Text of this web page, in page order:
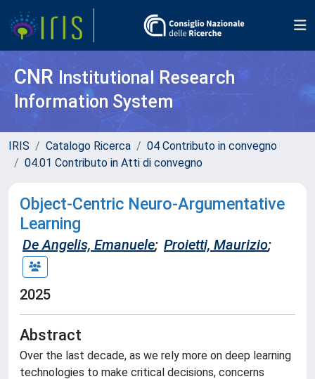
CNR Institutional Research
Information System
IRIS Catalogo Ricerca
04 Contributo in convegno
04.01 Contributo in Atti di convegno
Object-Centric Neuro-Argumentative
Learning
De Angelis, Emanuele; Proietti, Maurizio;
2025
Abstract
Over the last decade, as we rely more on deep learning
technologies to make critical decisions, concerns